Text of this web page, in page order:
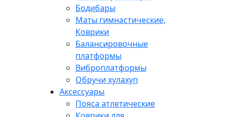
Бодибары
Маты гимнастические,
Коврики
Балансировочные
платформы
Виброплатформы
Обручи хулахуп
Аксессуары
Пояса атлетические